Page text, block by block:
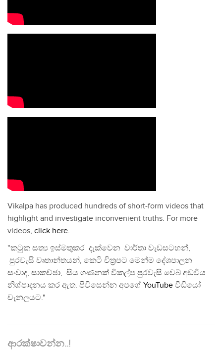
Vikalpa has produced hundreds of short-form videos that
highlight and investigate inconvenient truths. For more
videos, click here.
"කටුක සත්‍ය ඉස්මතුකර දැක්වෙන වාර්තා වැඩසටහන්,
පුරවැසි වෘතාන්තයන්, කෙටි චිත්‍රපට මෙන්ම දේශපාලන
සංවාද, සාකච්ඡා, සිය ගණනක් විකල්ප පුරවැසි වෙබ් අඩවිය
නිශ්පාදනය කර ඇත. පිවිසෙන්න අපගේ YouTube වීඩියෝ
චැනලයට."
ආරක්ෂාවන්න..!